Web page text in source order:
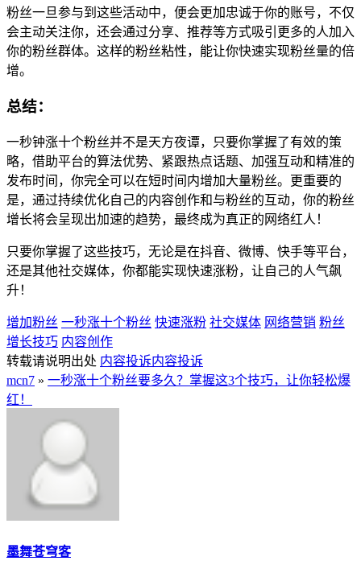
粉丝一旦参与到这些活动中，便会更加忠诚于你的账号，不仅
会主动关注你，还会通过分享、推荐等方式吸引更多的人加入
你的粉丝群体。这样的粉丝粘性，能让你快速实现粉丝量的倍
增。
总结：
一秒钟涨十个粉丝并不是天方夜谭，只要你掌握了有效的策
略，借助平台的算法优势、紧跟热点话题、加强互动和精准的
发布时间，你完全可以在短时间内增加大量粉丝。更重要的
是，通过持续优化自己的内容创作和与粉丝的互动，你的粉丝
增长将会呈现出加速的趋势，最终成为真正的网络红人！
只要你掌握了这些技巧，无论是在抖音、微博、快手等平台，
还是其他社交媒体，你都能实现快速涨粉，让自己的人气飙
升！
增加粉丝 一秒涨十个粉丝 快速涨粉 社交媒体 网络营销 粉丝
增长技巧 内容创作
转载请说明出处 内容投诉内容投诉
mcn7 » 一秒涨十个粉丝要多久？掌握这3个技巧，让你轻松爆
红！
墨舞苍穹客